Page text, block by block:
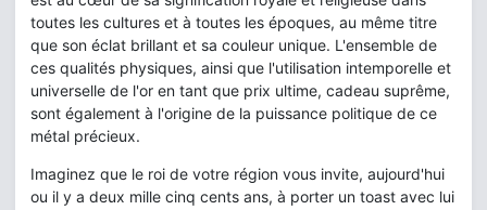
toutes les cultures et à toutes les époques, au même titre
que son éclat brillant et sa couleur unique. L'ensemble de
ces qualités physiques, ainsi que l'utilisation intemporelle et
universelle de l'or en tant que prix ultime, cadeau suprême,
sont également à l'origine de la puissance politique de ce
métal précieux.
Imaginez que le roi de votre région vous invite, aujourd'hui
ou il y a deux mille cinq cents ans, à porter un toast avec lui